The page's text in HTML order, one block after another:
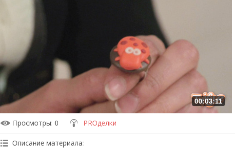
00:03:11
Просмотры: 0 PROделки
Описание материала: